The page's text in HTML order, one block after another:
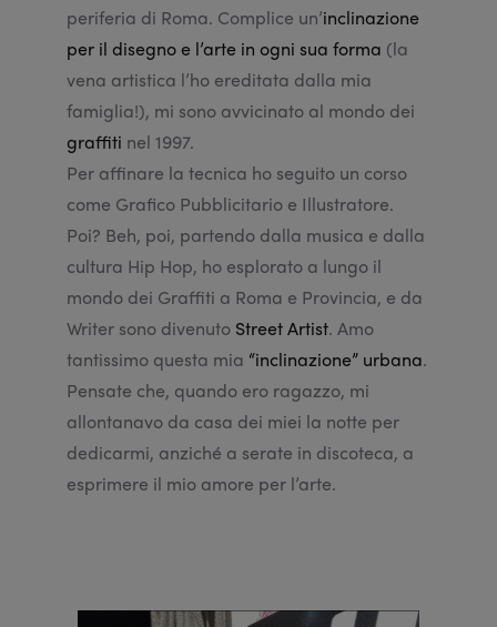
periferia di Roma. Complice un’inclinazione
per il disegno e l’arte in ogni sua forma (la
vena artistica l’ho ereditata dalla mia
famiglia!), mi sono avvicinato al mondo dei
graffiti nel 1997.
Per affinare la tecnica ho seguito un corso
come Grafico Pubblicitario e Illustratore.
Poi? Beh, poi, partendo dalla musica e dalla
cultura Hip Hop, ho esplorato a lungo il
mondo dei Graffiti a Roma e Provincia, e da
Writer sono divenuto Street Artist. Amo
tantissimo questa mia “inclinazione” urbana.
Pensate che, quando ero ragazzo, mi
allontanavo da casa dei miei la notte per
dedicarmi, anziché a serate in discoteca, a
esprimere il mio amore per l’arte.